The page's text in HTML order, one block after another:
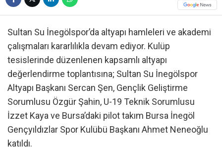
Sultan Su İnegölspor’da altyapı hamleleri ve akademi
çalışmaları kararlılıkla devam ediyor. Kulüp
tesislerinde düzenlenen kapsamlı altyapı
değerlendirme toplantısına; Sultan Su İnegölspor
Altyapı Başkanı Sercan Şen, Gençlik Geliştirme
Sorumlusu Özgür Şahin, U-19 Teknik Sorumlusu
İzzet Kaya ve Bursa’daki pilot takım Bursa İnegöl
Gençyıldızlar Spor Kulübü Başkanı Ahmet Neneoğlu
katıldı.